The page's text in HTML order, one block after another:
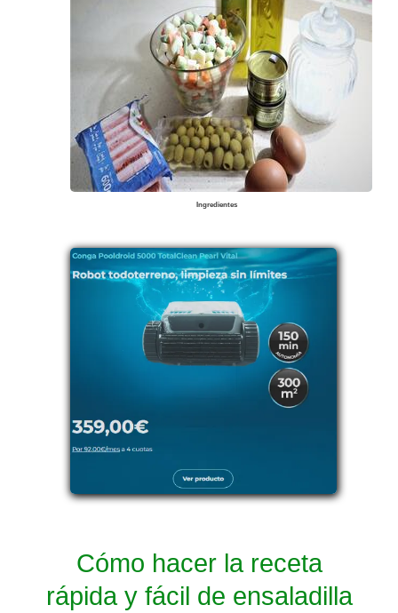
Ingredientes
Cómo hacer la receta
rápida y fácil de ensaladilla